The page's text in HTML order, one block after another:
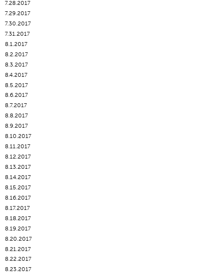
7.28.2017
7.29.2017
7.30.2017
7.31.2017
8.1.2017
8.2.2017
8.3.2017
8.4.2017
8.5.2017
8.6.2017
8.7.2017
8.8.2017
8.9.2017
8.10.2017
8.11.2017
8.12.2017
8.13.2017
8.14.2017
8.15.2017
8.16.2017
8.17.2017
8.18.2017
8.19.2017
8.20.2017
8.21.2017
8.22.2017
8.23.2017